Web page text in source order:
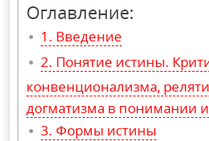
Оглавление:
Введение
Понятие истины.
конвенционализма,
догматизма в понимании
Формы истины